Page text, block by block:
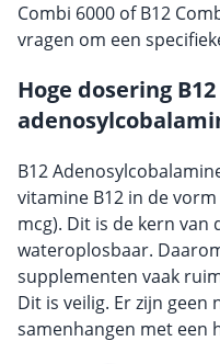
Combi 6000 of B12
vragen om een
Hoge dosering
B12
vitamine B12 in de
mcg). Dit is de kern van
wateroplosbaar.
supplementen vaak
Dit is veilig. Er zijn
samenhangen met een